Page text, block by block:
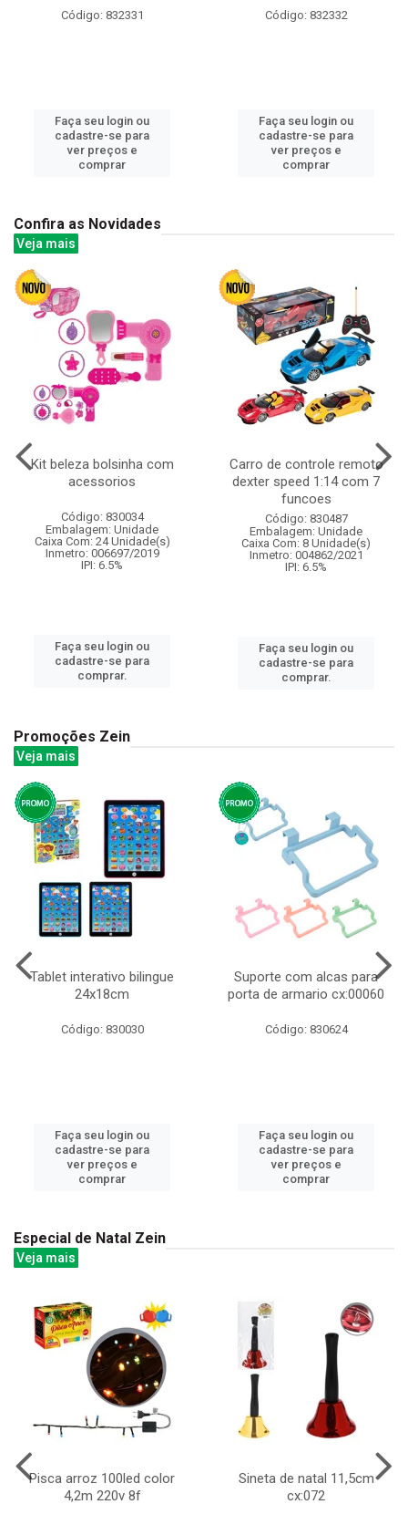
Código: 832331
Faça seu login ou
cadastre-se para
ver preços e
comprar
Código: 832332
Faça seu login ou
cadastre-se para
ver preços e
comprar
Confira as Novidades
Veja mais
Kit beleza bolsinha com
acessorios
Código: 830034
Embalagem: Unidade
Caixa Com: 24 Unidade(s)
Inmetro: 006697/2019
IPI: 6.5%
Faça seu login ou
cadastre-se para
comprar.
Carro de controle remoto
dexter speed 1:14 com 7
funcoes
Código: 830487
Embalagem: Unidade
Caixa Com: 8 Unidade(s)
Inmetro: 004862/2021
IPI: 6.5%
Faça seu login ou
cadastre-se para
comprar.
Promoções Zein
Veja mais
Tablet interativo bilingue
24x18cm
Código: 830030
Faça seu login ou
cadastre-se para
ver preços e
comprar
Suporte com alcas para
porta de armario cx:00060
Código: 830624
Faça seu login ou
cadastre-se para
ver preços e
comprar
Especial de Natal Zein
Veja mais
Pisca arroz 100led color
4,2m 220v 8f
Sineta de natal 11,5cm
cx:072